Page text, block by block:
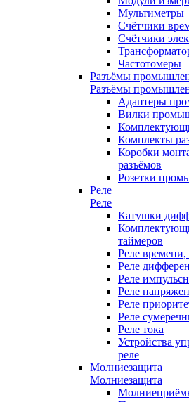
Мультиметры
Счётчики
Счётчики
Частотомеры
Разъёмы
Разъёмы
Адаптеры
Вилки
Комплекты
Коробки
разъёмов
Розетки
Реле
Реле
Катушки
таймеров
Реле
Реле
Реле
Реле
Реле
Реле
Реле тока
Устройства
реле
Молниезащита
Молниезащита